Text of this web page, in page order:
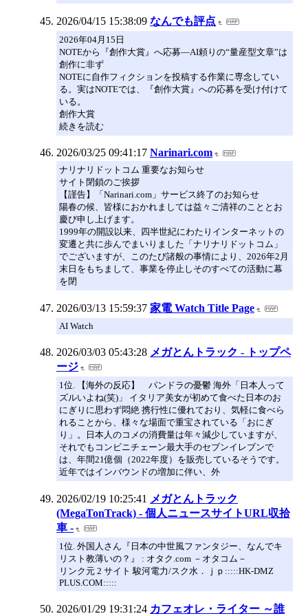
2026/04/15 15:38:09 なんでも評点
2026年04月15日
NOTEから『創作大賞』へ応募―AI頼りの“量産型文章”は
創作に非ず
NOTEに自作フィクションを投稿する作業に専念してい
る。実はNOTEでは、『創作大賞』への応募を受け付けて
いる。
創作大賞
続きを読む
2026/03/25 09:41:17 Narinari.com
ナリナリドットコム 重要なお知らせ
サイト閉鎖のご挨拶
【謹告】「Narinari.com」サービス終了のお知らせ
陽春の候、皆様におかれましては益々ご清祥のこととお
慶び申し上げます。
1999年の開設以来、四半世紀にわたりインターネットの
変遷と共に歩んでまいりました「ナリナリドットコム」
でございますが、このたび諸般の事情により、2026年2月
末日をもちまして、事業を停止しそのすべての活動に幕
を閉
2026/03/13 15:59:37 家電 Watch Title Page
AI Watch
2026/03/03 05:43:28 メガとんトラック - トップペ
ージ
1位. 【海外の反応】 パンドラの憂鬱 海外「日本人って
ズルいよね(笑)」 イタリア美女が初めて食べた日本のお
にぎりに思わず悶絶 携行性に優れており、気軽に食べら
れることから、様々な場面で重宝されている「おにぎ
り」。日本人のコメの消費量は年々減少していますが、
それでもコンビニチェーン最大手のセブンイレブンで
は、年間21億個（2022年度）を販売しているそうです。
近年ではインバウンドの増加に伴い、外
2026/02/19 10:25:41 メガとんトラック
(MegaTonTrack) - 個人ニュースサイトURL収拾
車 -
1位. 外国人さん『日本の中世風ファンタジー、なんでキ
リスト教薄いの？』 : オタク.com －オタコム－
リンク元 2 サイト 駿河電力/スク水．ｊｐ:::::HK-DMZ
PLUS.COM:::::
2026/01/29 19:31:24 カフェオレ・ライター ～誰